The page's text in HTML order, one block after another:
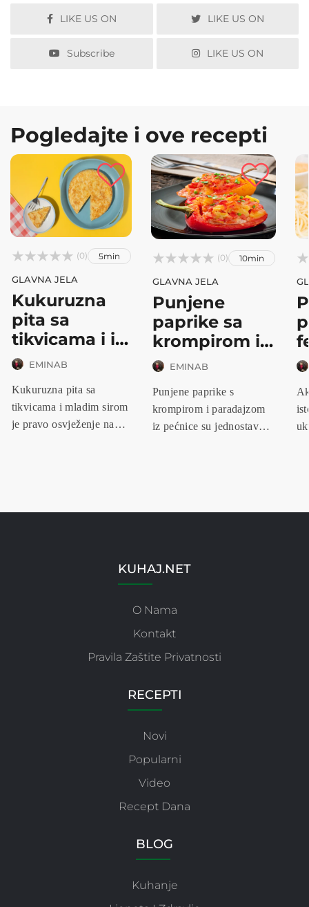
LIKE US ON LIKE US ON
Subscribe LIKE US ON
Pogledajte i ove recepti


 (0) 5min
GLAVNA JELA
Kukuruzna
pita sa
tikvicama i i
m...EMINAB
Kukuruzna pita sa
tikvicama i mladim sirom
je pravo osvježenje na


 (0) 10min
GLAVNA JELA
Punjene
paprike sa
krompirom i
pa...EMINAB
Punjene paprike s
krompirom i paradajzom
iz pećnice su jednostavno,
KUHAJ.NET
O Nama
Kontakt
Pravila Zaštite Privatnosti
RECEPTI
Novi
Popularni
Video
Recept Dana
BLOG
Kuhanje